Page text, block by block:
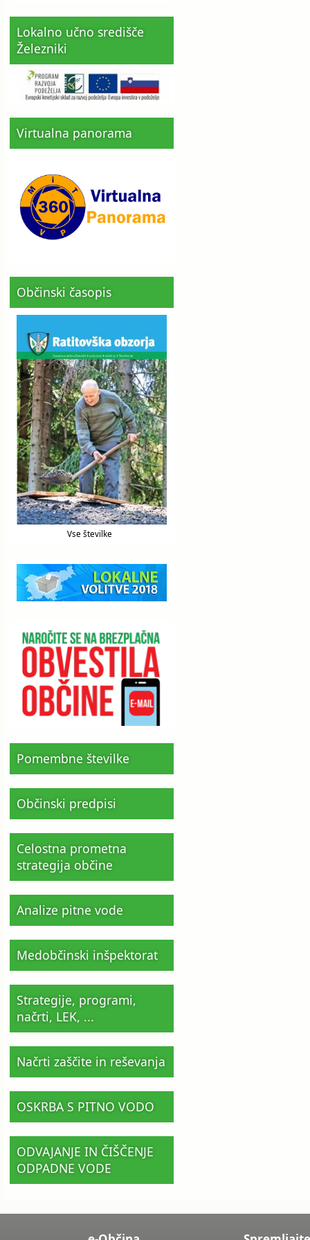
Lokalno učno središče
Železniki
Virtualna panorama
Občinski časopis
Vse številke
Pomembne številke
Občinski predpisi
Celostna prometna
strategija občine
Analize pitne vode
Medobčinski inšpektorat
Strategije, programi,
načrti, LEK, ...
Načrti zaščite in reševanja
OSKRBA S PITNO VODO
ODVAJANJE IN ČIŠČENJE
ODPADNE VODE